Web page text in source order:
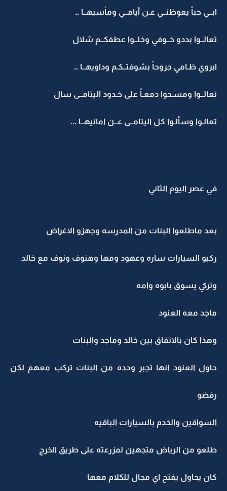
ابــي حباً يعوظنــي عـن أيامــي ومأسيهــا ..
تعالــوا بددو خــوفي وخلــوا عطفكــم شلال
ابروي ظـامي جروحاً بشوفتــكـم وداويهــا ..
تعالــوا ومسـحوا دمعـاً على خـدود اليتامــى سال
تعالـوا وسألـوا كل اليتامــى عــن امانيهــا ...
في عصر اليوم الثاني
بعد ماطلعوا البنات من المدرسه وجهزو الاغراض
ركبو السيارات ساره وعهود ومها وهنوف ونوف مع خالد
وتركي يسوق بابوه وامه
ماجد معه العنود
وهذا كان بالاتفاق بين خالد وماجد والبنات
حاول العنود انها تجبر وحده من البنات تركب معهم لكن
رفضو
السواقين والخدم بالسيارات الباقيه
طلعو من الرياض متجهين لمزرعته على طريق الخرج
كان يحاول يفتح اي مجال للكلام معها